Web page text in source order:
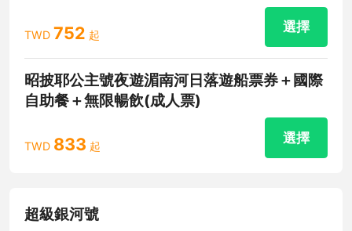
TWD 752 起
選擇
昭披耶公主號夜遊湄南河日落遊船票券＋國際
自助餐＋無限暢飲(成人票)
TWD 833 起
選擇
超級銀河號